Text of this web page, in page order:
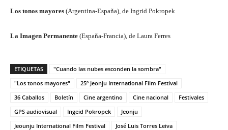
Los tonos mayores (Argentina-España), de Ingrid Pokropek
La Imagen Permanente (España-Francia), de Laura Ferres
ETIQUETAS
"Cuando las nubes esconden la sombra"
"Los tonos mayores"
25º Jeonju International Film Festival
36 Caballos
Boletín Cine argentino Cine nacional
Festivales
GPS audiovisual
Ingeid Pokropek
Jeonju
Jeounju International Film Festival
José Luis Torres Leiva